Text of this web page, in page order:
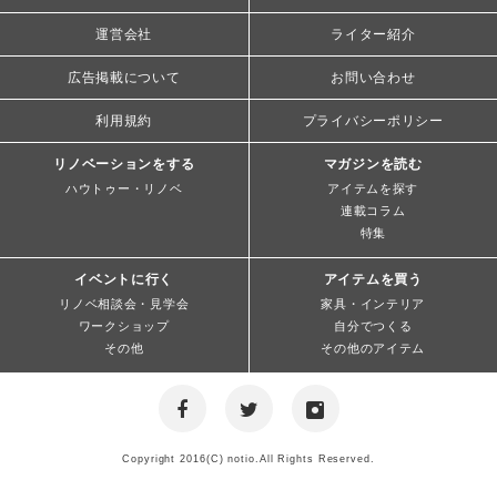
運営会社 ライター紹介
広告掲載について お問い合わせ
利用規約 プライバシーポリシー
リノベーションをする
ハウトゥー・リノベ
マガジンを読む
アイテムを探す
連載コラム
特集
イベントに行く
リノベ相談会・見学会
ワークショップ
その他
アイテムを買う
家具・インテリア
自分でつくる
その他のアイテム
Copyright 2016(C) notio.All Rights Reserved.